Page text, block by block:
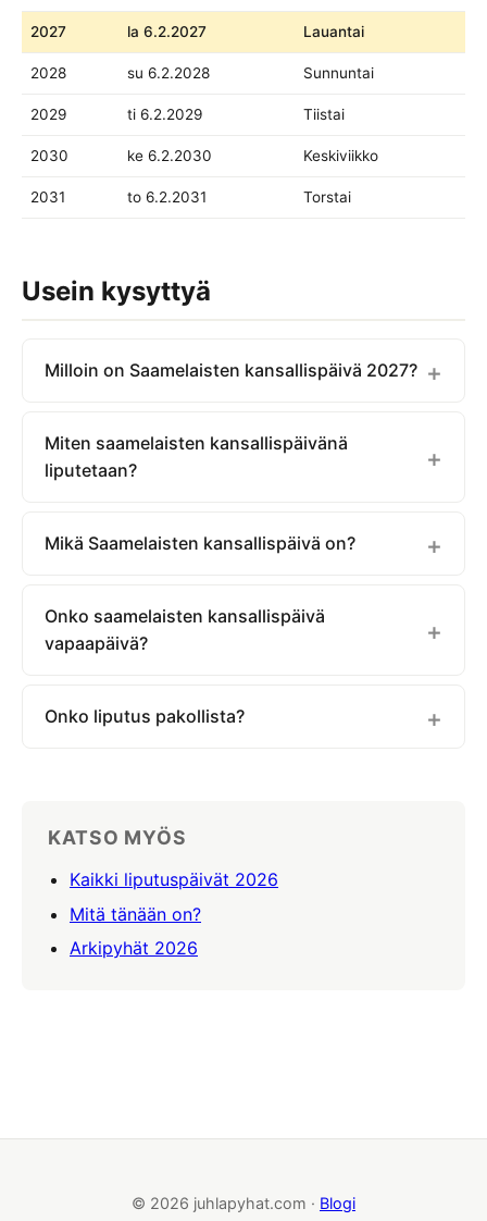
2027 la 6.2.2027 Lauantai
2028 su 6.2.2028 Sunnuntai
2029 ti 6.2.2029 Tiistai
2030 ke 6.2.2030 Keskiviikko
2031 to 6.2.2031 Torstai
Usein kysyttyä
Milloin on Saamelaisten kansallispäivä 2027?
Miten saamelaisten kansallispäivänä
liputetaan?
Mikä Saamelaisten kansallispäivä on?
Onko saamelaisten kansallispäivä
vapaapäivä?
Onko liputus pakollista?
KATSO MYÖS
Kaikki liputuspäivät 2026
Mitä tänään on?
Arkipyhät 2026
© 2026 juhlapyhat.com · Blogi